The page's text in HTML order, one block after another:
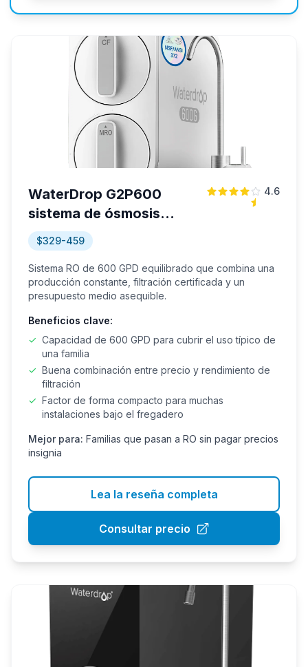
WaterDrop G2P600
sistema de ósmosis
inversa
4.6
$329-459
Sistema RO de 600 GPD equilibrado que combina una
producción constante, filtración certificada y un
presupuesto medio asequible.
Beneficios clave:
✓ Capacidad de 600 GPD para cubrir el uso típico de
una familia
✓ Buena combinación entre precio y rendimiento de
filtración
✓ Factor de forma compacto para muchas
instalaciones bajo el fregadero
Mejor para: Familias que pasan a RO sin pagar precios
insignia
Lea la reseña completa
Consultar precio